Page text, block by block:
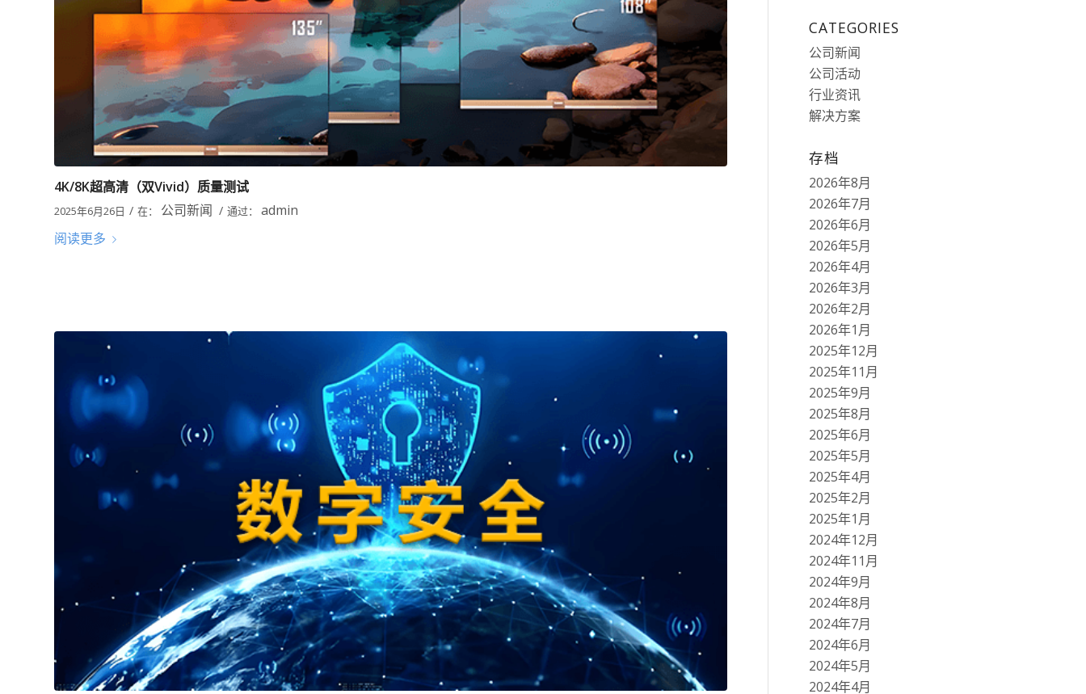
4K/8K超高清（双Vivid）质量测试
2025年6月26日 / 在： 公司新闻 / 通过： admin
阅读更多
CATEGORIES
公司新闻
公司活动
行业资讯
解决方案
存档
2026年8月
2026年7月
2026年6月
2026年5月
2026年4月
2026年3月
2026年2月
2026年1月
2025年12月
2025年11月
2025年9月
2025年8月
2025年6月
2025年5月
2025年4月
2025年2月
2025年1月
2024年12月
2024年11月
2024年9月
2024年8月
2024年7月
2024年6月
2024年5月
2024年4月